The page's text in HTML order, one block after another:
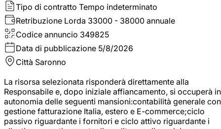
Tipo di contratto Tempo indeterminato
Retribuzione Lorda 33000 - 38000 annuale
Codice annuncio 349825
Data di pubblicazione 5/8/2026
Città Saronno
La risorsa selezionata risponderà direttamente alla
Responsabile e, dopo iniziale affiancamento, si occuperà in
autonomia delle seguenti mansioni:contabilità generale con
gestione fatturazione Italia, estero e E-commerce;ciclo
passivo riguardante i fornitori e ciclo attivo riguardante i